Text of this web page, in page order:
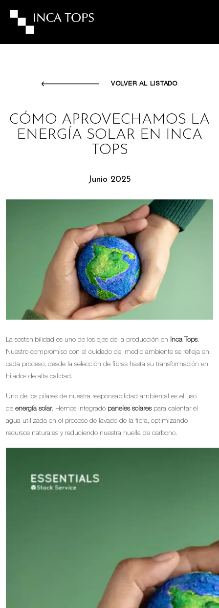
VOLVER AL LISTADO
CÓMO APROVECHAMOS LA
ENERGÍA SOLAR EN INCA
TOPS
Junio 2025
La sostenibilidad es uno de los ejes de la producción en Inca Tops.
Nuestro compromiso con el cuidado del medio ambiente se refleja en
cada proceso, desde la selección de fibras hasta su transformación en
hilados de alta calidad.
Uno de los pilares de nuestra responsabilidad ambiental es el uso
de energía solar. Hemos integrado paneles solarespara calentar el
agua utilizada en el proceso de lavado de la fibra, optimizando
recursos naturales y reduciendo nuestra huella de carbono.